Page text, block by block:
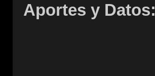
Aportes y Datos: